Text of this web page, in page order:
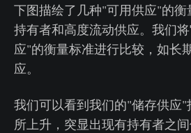
下图描绘了几种"可用供应"的
持有者和高度流动供应。我们
应"的衡量标准进行比较，如长
应。
我们可以看到我们的"储存供应
所上升，突显出现有持有者之